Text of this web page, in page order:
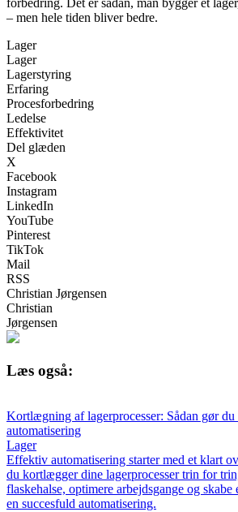
forbedring. Det er sådan, man bygger et
– men hele tiden bliver bedre.
Lager
Lager
Lagerstyring
Erfaring
Procesforbedring
Ledelse
Effektivitet
Del glæden
X
Facebook
Instagram
LinkedIn
YouTube
Pinterest
TikTok
Mail
RSS
Christian Jørgensen
Christian
Jørgensen
Læs også:
Kortlægning af lagerprocesser: Sådan gør
automatisering
Lager
Effektiv automatisering starter med et klart
du kortlægger dine lagerprocesser trin for
flaskehalse, optimere arbejdsgange og
en succesfuld automatisering.